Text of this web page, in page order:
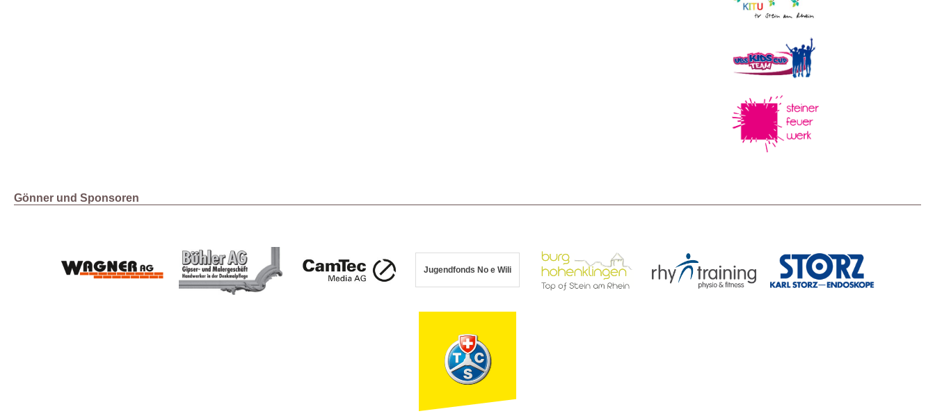
Gönner und Sponsoren
Jugendfonds No e Wili